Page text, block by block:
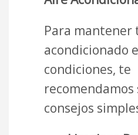
Para mantener
acondicionado
condiciones, te
consejos